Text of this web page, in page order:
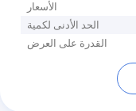
الأسعار
الحد الأدنى لكمية
القدرة على العرض